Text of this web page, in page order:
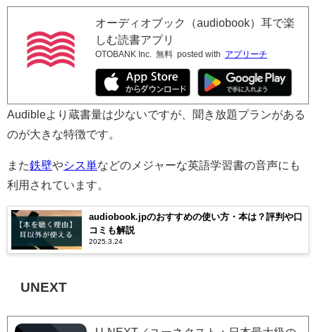
オーディオブック（audiobook）耳で楽
しむ読書アプリ
OTOBANK Inc. 無料 posted with アプリーチ
Audibleより蔵書量は少ないですが、聞き放題プランがある
のが大きな特徴です。
また鉄壁やシス単 などのメジャーな英語学習書の音声にも
利用されています。
audiobook.jpのおすすめの使い方・本は？評判や口
コミも解説
2025.3.24
UNEXT